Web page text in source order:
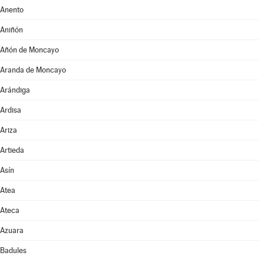
Anento
Aniñón
Añón de Moncayo
Aranda de Moncayo
Arándiga
Ardisa
Ariza
Artieda
Asín
Atea
Ateca
Azuara
Badules